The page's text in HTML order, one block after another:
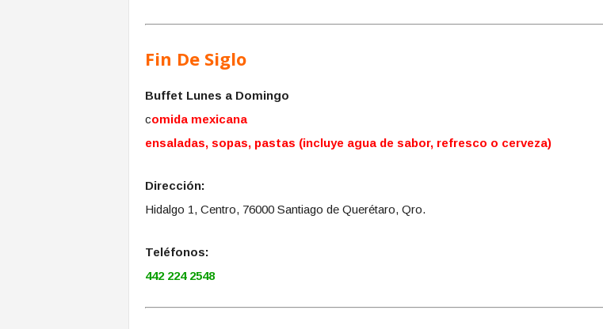
Fin De Siglo
Buffet Lunes a Domingo
comida mexicana
ensaladas, sopas, pastas (incluye agua de sabor, refresco o cerveza)
Dirección:
Hidalgo 1, Centro, 76000 Santiago de Querétaro, Qro.
Teléfonos:
442 224 2548